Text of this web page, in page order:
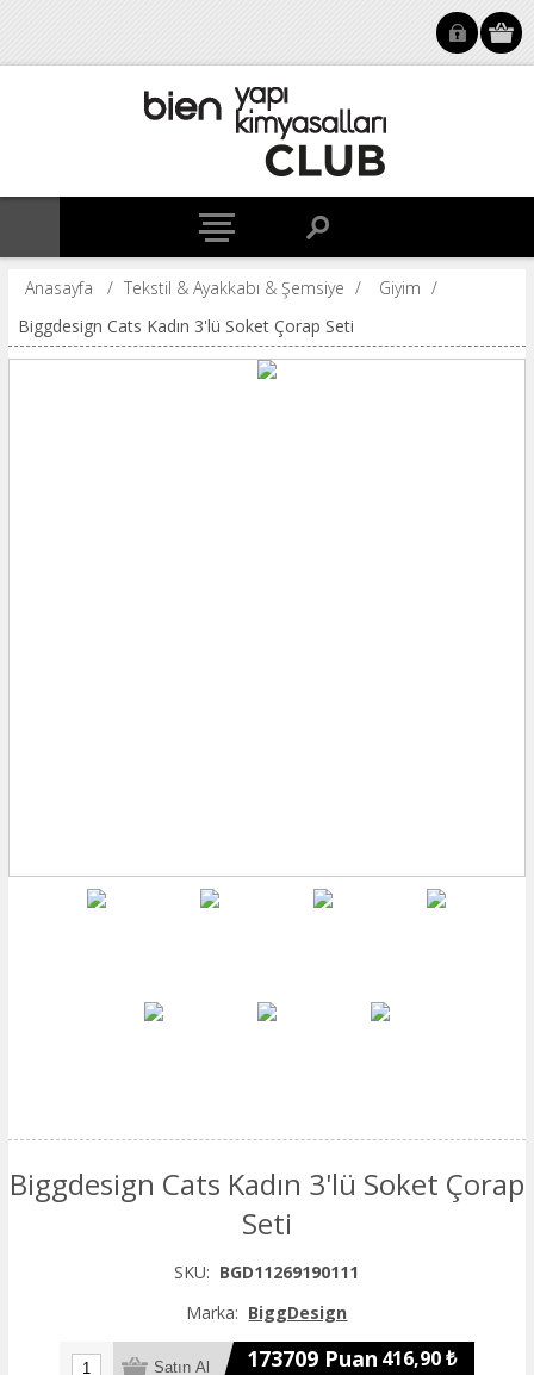
Anasayfa / Tekstil & Ayakkabı & Şemsiye / Giyim /
Biggdesign Cats Kadın 3'lü Soket Çorap Seti
Biggdesign Cats Kadın 3'lü Soket Çorap
Seti
SKU: BGD11269190111
Marka: BiggDesign
173709 Puan 416,90 ₺